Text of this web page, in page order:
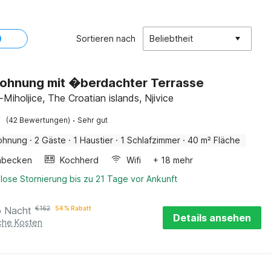
Sortieren nach Beliebtheit
mit �berdachter Terrasse
The Croatian islands, Njivice
(42 Bewertungen) · Sehr gut
· 2 Gäste · 1 Haustier · 1 Schlafzimmer · 40 m² Fläche
Kochherd Wifi
+ 18 mehr
Stornierung bis zu 21 Tage vor Ankunft
Nacht €162 54 % Rabatt
Kosten Details ansehen